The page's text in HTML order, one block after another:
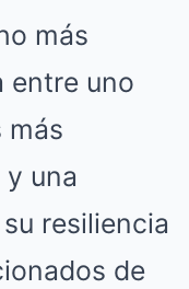
más
entre uno
más
una
resiliencia
de